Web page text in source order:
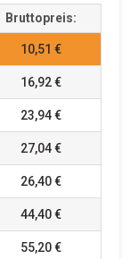
Bruttopreis:
10,51 €
16,92 €
23,94 €
27,04 €
26,40 €
44,40 €
55,20 €